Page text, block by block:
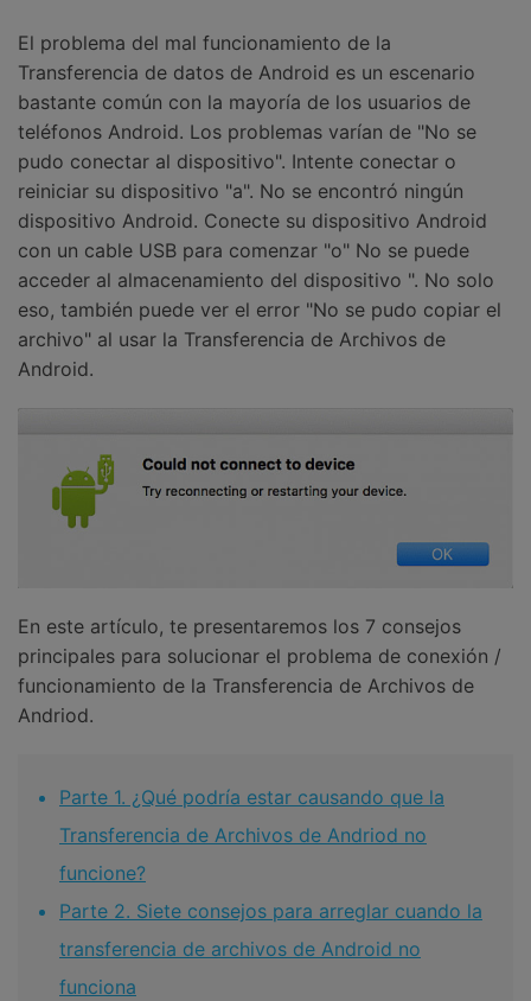
El problema del mal funcionamiento de la
Transferencia de datos de Android es un escenario
bastante común con la mayoría de los usuarios de
teléfonos Android. Los problemas varían de "No se
pudo conectar al dispositivo". Intente conectar o
reiniciar su dispositivo "a". No se encontró ningún
dispositivo Android. Conecte su dispositivo Android
con un cable USB para comenzar "o" No se puede
acceder al almacenamiento del dispositivo ". No solo
eso, también puede ver el error "No se pudo copiar el
archivo" al usar la Transferencia de Archivos de
Android.
En este artículo, te presentaremos los 7 consejos
principales para solucionar el problema de conexión /
funcionamiento de la Transferencia de Archivos de
Andriod.
Parte 1. ¿Qué podría estar causando que la
Transferencia de Archivos de Andriod no
funcione?
Parte 2. Siete consejos para arreglar cuando la
transferencia de archivos de Android no
funciona